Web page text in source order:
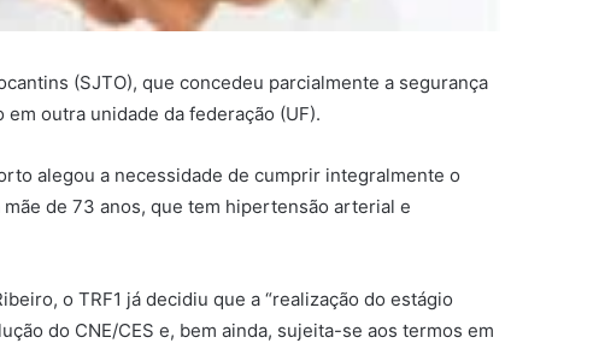
(SJTO), que concedeu parcialmente a segurança
outra unidade da federação (UF).
alegou a necessidade de cumprir integralmente o
de 73 anos, que tem hipertensão arterial e
o TRF1 já decidiu que a “realização do estágio
do CNE/CES e, bem ainda, sujeita-se aos termos em